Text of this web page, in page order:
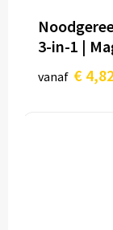
3-in-1 |
vanaf €